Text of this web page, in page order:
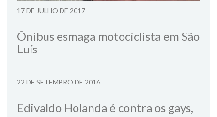
17 DE JULHO DE 2017
Ônibus esmaga motociclista em São
Luís
22 DE SETEMBRO DE 2016
Edivaldo Holanda é contra os gays,